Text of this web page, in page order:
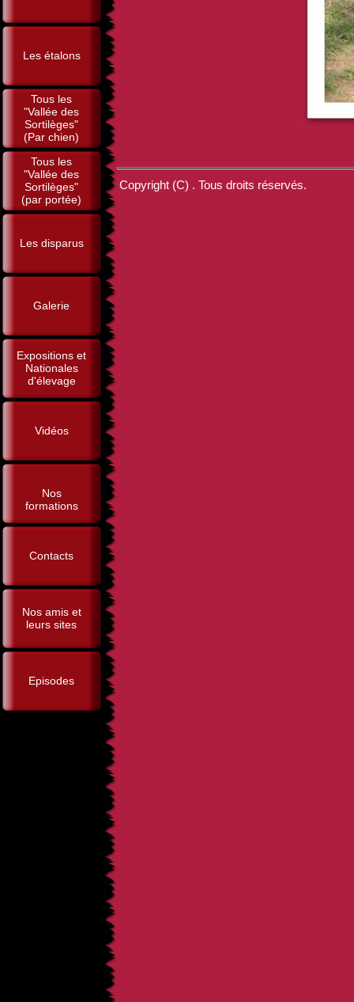
Les étalons
Tous les
"Vallée des
Sortilèges"
(Par chien)
Tous les
"Vallée des
Sortilèges"
(par portée)
Les disparus
Galerie
Expositions et
Nationales
d'élevage
Vidéos
Nos
formations
Contacts
Nos amis et
leurs sites
Episodes
Copyright (C) . Tous droits réservés.